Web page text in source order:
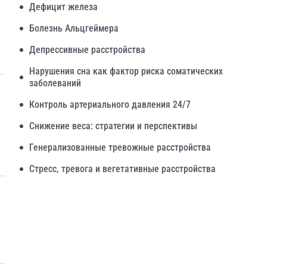
Дефицит железа
Болезнь Альцгеймера
Депрессивные расстройства
Нарушения сна как фактор риска соматических
заболеваний
Контроль артериального давления 24/7
Снижение веса: стратегии и перспективы
Генерализованные тревожные расстройства
Стресс, тревога и вегетативные расстройства